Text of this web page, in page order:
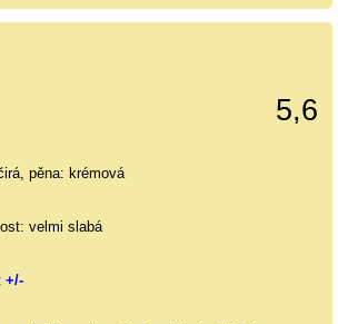
5,6
pěna: krémová
velmi slabá
+/-